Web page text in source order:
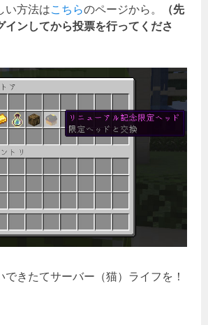
い方法はこちらのページから。
（先
インしてから投票を行ってくださ
できたてサーバー（猫）ライフを！